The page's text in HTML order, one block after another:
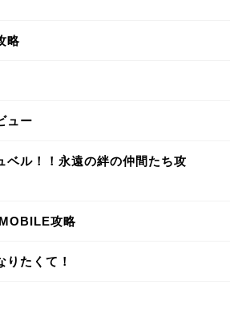
略
ュー
ベル！！永遠の絆の仲間たち攻
攻略
りたくて！